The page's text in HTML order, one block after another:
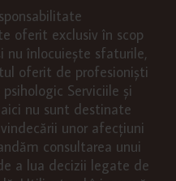
oferit exclusiv în scop
nu înlocuiește sfaturile,
oferit de profesioniști
Serviciile și
nu sunt destinate
unor afecțiuni
consultarea unui
a lua decizii legate de